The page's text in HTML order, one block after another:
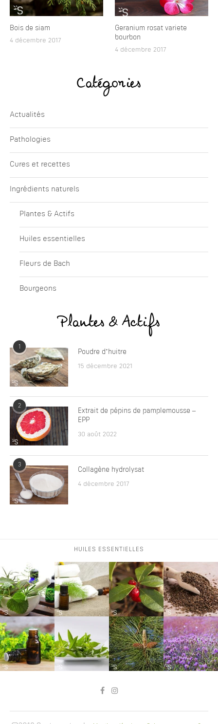
Bois de siam
4 décembre 2017
Geranium rosat variete
bourbon
4 décembre 2017
Catégories
Actualités
Pathologies
Cures et recettes
Ingrédients naturels
Plantes & Actifs
Huiles essentielles
Fleurs de Bach
Bourgeons
Plantes & Actifs
1
Poudre d’huitre
15 décembre 2021
2
Extrait de pépins de pamplemousse –
EPP
30 août 2022
3
Collagène hydrolysat
4 décembre 2017
HUILES ESSENTIELLES